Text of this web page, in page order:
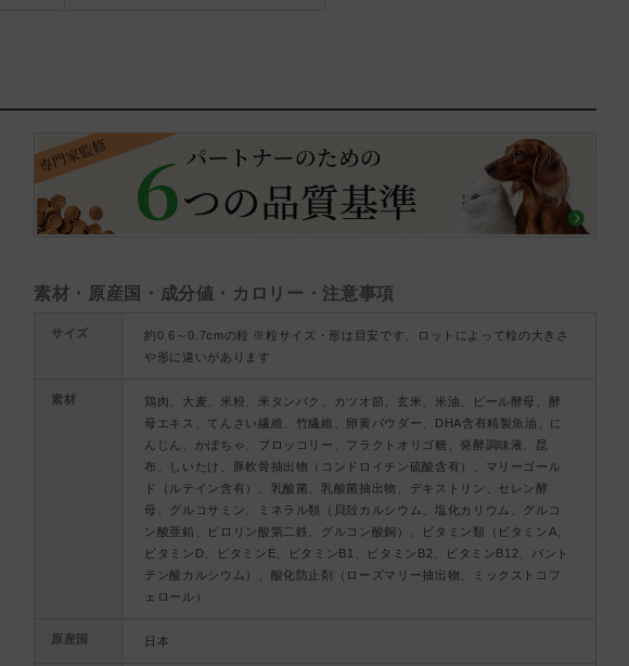
素材・原産国・成分値・カロリー・注意事項
サイズ
約0.6～0.7cmの粒 ※粒サイズ・形は目安です。ロットによって粒の大きさ
や形に違いがあります
素材
鶏肉、大麦、米粉、米タンパク、カツオ節、玄米、米油、ビール酵母、酵
母エキス、てんさい繊維、竹繊維、卵黄パウダー、DHA含有精製魚油、に
んじん、かぼちゃ、ブロッコリー、フラクトオリゴ糖、発酵調味液、昆
布、しいたけ、豚軟骨抽出物（コンドロイチン硫酸含有）、マリーゴール
ド（ルテイン含有）、乳酸菌、乳酸菌抽出物、デキストリン、セレン酵
母、グルコサミン、ミネラル類（貝殻カルシウム、塩化カリウム、グルコ
ン酸亜鉛、ピロリン酸第二鉄、グルコン酸銅）、ビタミン類（ビタミンA、
ビタミンD、ビタミンE、ビタミンB1、ビタミンB2、ビタミンB12、パント
テン酸カルシウム）、酸化防止剤（ローズマリー抽出物、ミックストコフ
ェロール）
原産国 日本